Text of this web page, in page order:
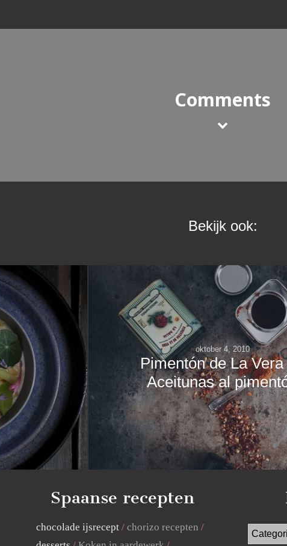
Comments
Bekijk ook:
oktober 4, 2010
Pimentón de La
Aceitunas al
Spaanse recepten
chocolade ijsrecept
chorizo recepten